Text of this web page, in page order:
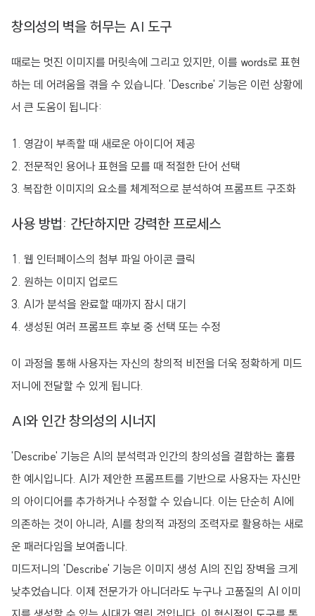
창의성의 벽을 허무는 AI 도구
때로는 멋진 이미지를 머릿속에 그리고 있지만, 이를 words로 표현
하는 데 어려움을 겪을 수 있습니다. 'Describe' 기능은 이런 상황에
서 큰 도움이 됩니다:
영감이 부족할 때 새로운 아이디어 제공
전문적인 용어나 표현을 모를 때 적절한 단어 선택
복잡한 이미지의 요소를 체계적으로 분석하여 프롬프트 구조화
사용 방법: 간단하지만 강력한 프로세스
웹 인터페이스의 첨부 파일 아이콘 클릭
원하는 이미지 업로드
AI가 분석을 완료할 때까지 잠시 대기
생성된 여러 프롬프트 후보 중 선택 또는 수정
이 과정을 통해 사용자는 자신의 창의적 비전을 더욱 정확하게 미드
저니에 전달할 수 있게 됩니다.
AI와 인간 창의성의 시너지
'Describe' 기능은 AI의 분석력과 인간의 창의성을 결합하는 훌륭
한 예시입니다. AI가 제안한 프롬프트를 기반으로 사용자는 자신만
의 아이디어를 추가하거나 수정할 수 있습니다. 이는 단순히 AI에
의존하는 것이 아니라, AI를 창의적 과정의 조력자로 활용하는 새로
운 패러다임을 보여줍니다.
미드저니의 'Describe' 기능은 이미지 생성 AI의 진입 장벽을 크게
낮추었습니다. 이제 전문가가 아니더라도 누구나 고품질의 AI 이미